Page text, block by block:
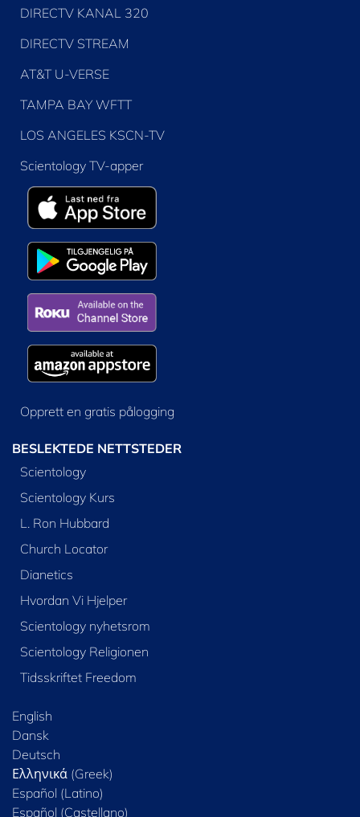
DIRECTV KANAL 320
DIRECTV STREAM
AT&T U-VERSE
TAMPA BAY WFTT
LOS ANGELES KSCN-TV
Scientology TV-apper
Opprett en gratis pålogging
BESLEKTEDE NETTSTEDER
Scientology
Scientology Kurs
L. Ron Hubbard
Church Locator
Dianetics
Hvordan Vi Hjelper
Scientology nyhetsrom
Scientology Religionen
Tidsskriftet Freedom
English
Dansk
Deutsch
Ελληνικά (Greek)
Español (Latino)
Español (Castellano)